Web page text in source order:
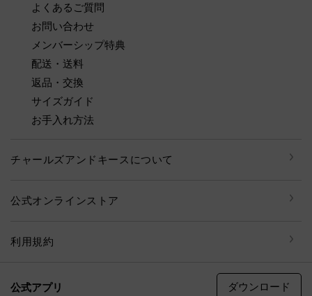
よくあるご質問
お問い合わせ
メンバーシップ特典
配送・送料
返品・交換
サイズガイド
お手入れ方法
チャールズアンドキースについて
公式オンラインストア
利用規約
公式アプリ ダウンロード